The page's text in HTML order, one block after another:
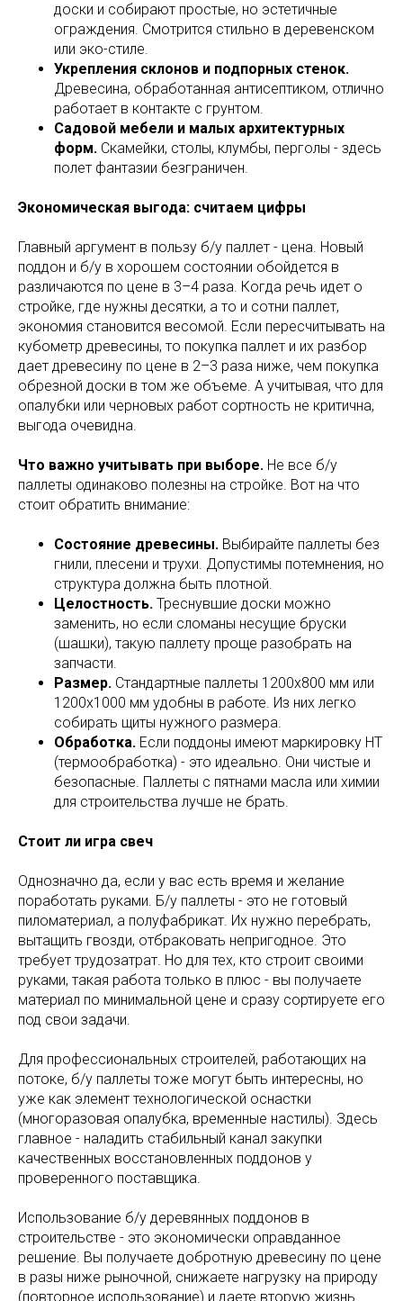
доски и собирают простые, но эстетичные
ограждения. Смотрится стильно в деревенском
или эко-стиле.
Укрепления склонов и подпорных стенок.
Древесина, обработанная антисептиком, отлично
работает в контакте с грунтом.
Садовой мебели и малых архитектурных
форм. Скамейки, столы, клумбы, перголы - здесь
полет фантазии безграничен.
Экономическая выгода: считаем цифры
Главный аргумент в пользу б/у паллет - цена. Новый
поддон и б/у в хорошем состоянии обойдется в
различаются по цене в 3–4 раза. Когда речь идет о
стройке, где нужны десятки, а то и сотни паллет,
экономия становится весомой. Если пересчитывать на
кубометр древесины, то покупка паллет и их разбор
дает древесину по цене в 2–3 раза ниже, чем покупка
обрезной доски в том же объеме. А учитывая, что для
опалубки или черновых работ сортность не критична,
выгода очевидна.
Что важно учитывать при выборе. Не все б/у
паллеты одинаково полезны на стройке. Вот на что
стоит обратить внимание:
Состояние древесины. Выбирайте паллеты без
гнили, плесени и трухи. Допустимы потемнения, но
структура должна быть плотной.
Целостность. Треснувшие доски можно
заменить, но если сломаны несущие бруски
(шашки), такую паллету проще разобрать на
запчасти.
Размер. Стандартные паллеты 1200х800 мм или
1200х1000 мм удобны в работе. Из них легко
собирать щиты нужного размера.
Обработка. Если поддоны имеют маркировку НТ
(термообработка) - это идеально. Они чистые и
безопасные. Паллеты с пятнами масла или химии
для строительства лучше не брать.
Стоит ли игра свеч
Однозначно да, если у вас есть время и желание
поработать руками. Б/у паллеты - это не готовый
пиломатериал, а полуфабрикат. Их нужно перебрать,
вытащить гвозди, отбраковать непригодное. Это
требует трудозатрат. Но для тех, кто строит своими
руками, такая работа только в плюс - вы получаете
материал по минимальной цене и сразу сортируете его
под свои задачи.
Для профессиональных строителей, работающих на
потоке, б/у паллеты тоже могут быть интересны, но
уже как элемент технологической оснастки
(многоразовая опалубка, временные настилы). Здесь
главное - наладить стабильный канал закупки
качественных восстановленных поддонов у
проверенного поставщика.
Использование б/у деревянных поддонов в
строительстве - это экономически оправданное
решение. Вы получаете добротную древесину по цене
в разы ниже рыночной, снижаете нагрузку на природу
(повторное использование) и даете вторую жизнь